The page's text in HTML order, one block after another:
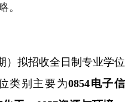
。
）拟招收全日制专业学位
类别主要为0854电子信